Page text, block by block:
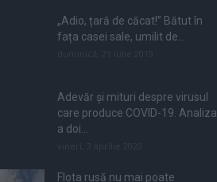
„Adio, țară de căcat!” Bătut în
fața casei sale, umilit de...
Adevăr și mituri despre virusul
care produce COVID-19. Analiza
a doi...
Flota rusă nu mai poate